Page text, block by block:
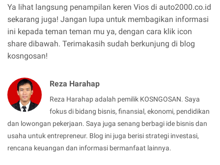
Ya lihat langsung penampilan keren Vios di auto2000.co.id
sekarang juga! Jangan lupa untuk membagikan informasi
ini kepada teman teman mu ya, dengan cara klik icon
share dibawah. Terimakasih sudah berkunjung di blog
kosngosan!
Reza Harahap
Reza Harahap adalah pemilik KOSNGOSAN. Saya
fokus di bidang bisnis, finansial, ekonomi, pendidikan
dan lowongan pekerjaan. Saya juga senang berbagi ide bisnis dan
usaha untuk entrepreneur. Blog ini juga berisi strategi investasi,
rencana keuangan dan informasi bermanfaat lainnya.